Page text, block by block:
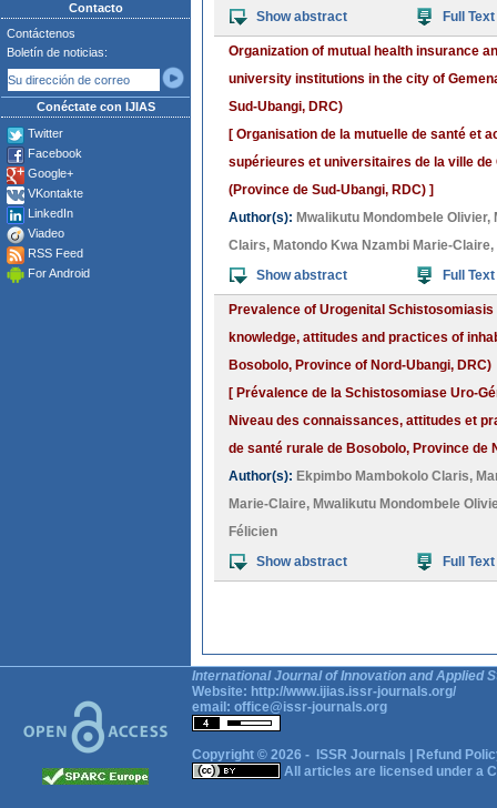
Contacto
Contáctenos
Boletín de noticias:
Conéctate con IJIAS
Twitter
Facebook
Google+
VKontakte
LinkedIn
Viadeo
RSS Feed
For Android
Show abstract
Full Text
Organization of mutual health insurance
university institutions in the city of
Sud-Ubangi, DRC)
[ Organisation de la mutuelle de santé et
supérieures et universitaires de la ville de
(Province de Sud-Ubangi, RDC) ]
Author(s): Mwalikutu Mondombele Olivier,
Clairs, Matondo Kwa Nzambi Marie-Claire
Show abstract
Full Text
Prevalence of Urogenital
knowledge, attitudes and practices of
Bosobolo, Province of Nord-Ubangi, DRC)
[ Prévalence de la Schistosomiase Uro-
Niveau des connaissances, attitudes et
de santé rurale de Bosobolo, Province de
Author(s): Ekpimbo Mambokolo Claris,
Marie-Claire, Mwalikutu Mondombele
Félicien
Show abstract
Full Text
International Journal of Innovation and Applied
Website: http://www.ijias.issr-journals.org/
email: office@issr-journals.org
Copyright © 2026 - ISSR Journals
Refund
All articles are licensed under a